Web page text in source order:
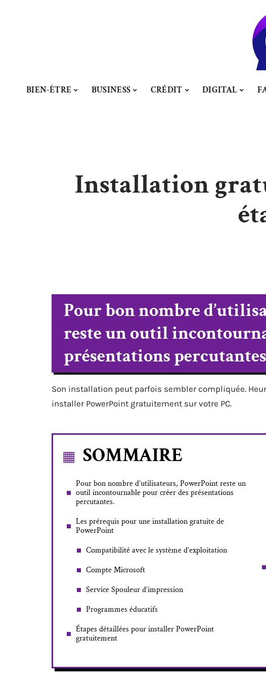
BIEN-ÊTRE BUSINESS CRÉDIT DIGITAL
Installation
Pour bon nombre
reste un outil
présentations
Son installation peut parfois sembler compliquée.
installer PowerPoint gratuitement sur votre PC.
SOMMAIRE
Pour bon nombre d’utilisateurs, PowerPoint reste un
outil incontournable pour créer des présentations
percutantes.
Les prérequis pour une installation gratuite de
PowerPoint
Compatibilité avec le système d’exploitation
Compte Microsoft
Service Spouleur d’impression
Programmes éducatifs
Étapes détaillées pour installer PowerPoint
gratuitement